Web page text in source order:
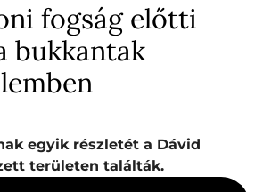
fogság előtti
bukkantak
egyik részletét a Dávid
területen találták.